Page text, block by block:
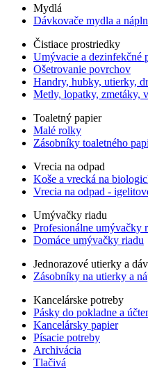
Mydlá
Dávkovače mydla a
Čistiace prostriedky
Umývacie a dezinfekčné
Ošetrovanie povrchov
Handry, hubky, utierky,
Metly, lopatky, zmetáky,
Toaletný papier
Malé rolky
Zásobníky toaletného
Vrecia na odpad
Koše a vrecká na
Vrecia na odpad -
Umývačky riadu
Profesionálne umývačky
Domáce umývačky riadu
Jednorazové utierky a
Zásobníky na utierky a
Kancelárske potreby
Pásky do pokladne a
Kancelársky papier
Písacie potreby
Archivácia
Tlačivá